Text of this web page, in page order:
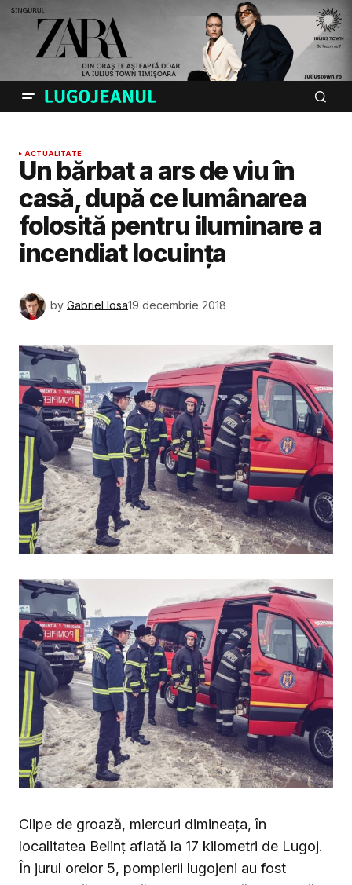
ACTUALITATE
Un bărbat a ars de viu în
casă, după ce lumânarea
folosită pentru iluminare a
incendiat locuința
by Gabriel Iosa19 decembrie 2018
Clipe de groază, miercuri dimineața, în
localitatea Belinț aflată la 17 kilometri de Lugoj.
În jurul orelor 5, pompierii lugojeni au fost